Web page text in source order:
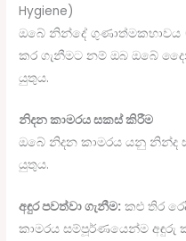
Hygiene)
ඔබේ නින්දේ ගුණාත්මකභාවය
කර ගැනීමට නම් ඔබ ඔබේ
යුතුය.
නිදන කාමරය සකස් කිරීම
ඔබේ නිදන කාමරය යනු නින්ද
යුතුය.
අඳුර පවත්වා ගැනීම: කළු තිර
කාමරය සම්පූර්ණයෙන්ම අඳුරු